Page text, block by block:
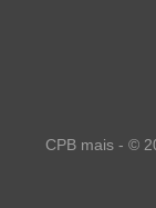
CPB mais - ©